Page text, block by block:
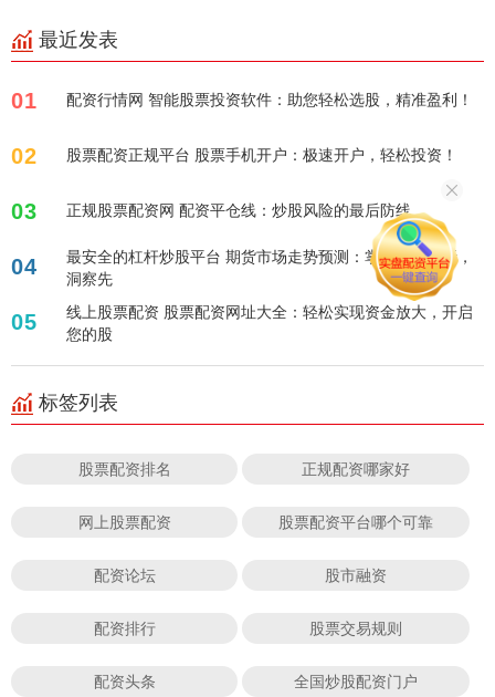
最近发表
01 配资行情网 智能股票投资软件：助您轻松选股，精准盈利！
02 股票配资正规平台 股票手机开户：极速开户，轻松投资！
03 正规股票配资网 配资平仓线：炒股风险的最后防线
04
最安全的杠杆炒股平台 期货市场走势预测：掌握技术分析，
洞察先
05
线上股票配资 股票配资网址大全：轻松实现资金放大，开启
您的股
标签列表
股票配资排名 正规配资哪家好
网上股票配资 股票配资平台哪个可靠
配资论坛 股市融资
配资排行 股票交易规则
配资头条 全国炒股配资门户